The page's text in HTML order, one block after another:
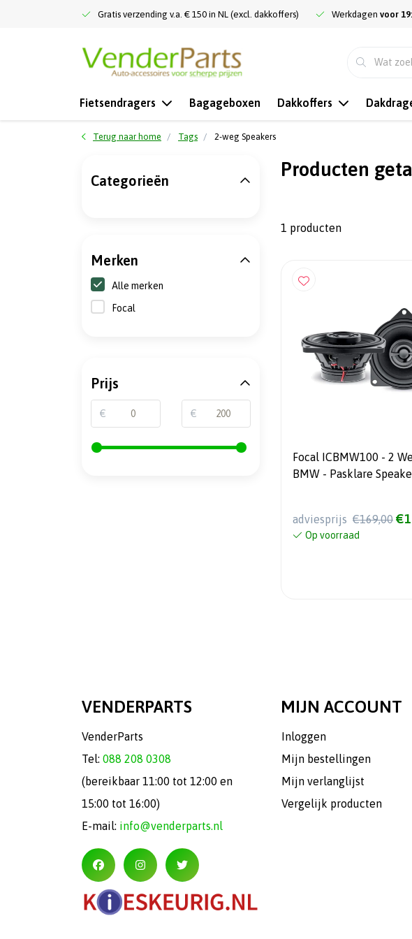
Gratis verzending v.a. € 150 in NL (excl. dakkoffers) Werkdagen voor
Fietsendragers Bagageboxen Dakkoffers
Terug naar home Tags 2-weg Speakers
Producten
1 producten
Focal ICBMW100 - 2
BMW - Pasklare
adviesprijs €169,00
Op voorraad
Categorieën
Merken
Alle merken
Focal
Prijs
€ €
VENDERPARTS
VenderParts
Tel: 088 208 0308
(bereikbaar 11:00 tot 12:00 en
15:00 tot 16:00)
E-mail: info@venderparts.nl
MIJN ACCOUNT
Inloggen
Mijn bestellingen
Mijn verlanglijst
Vergelijk producten